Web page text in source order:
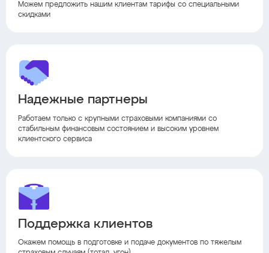
Можем предложить нашим клиентам тарифы со специальными
скидками
Надежные партнеры
Работаем только с крупными страховыми компаниями со
стабильным финансовым состоянием и высоким уровнем
клиентского сервиса
Поддержка клиентов
Окажем помощь в подготовке и подаче документов по тяжелым